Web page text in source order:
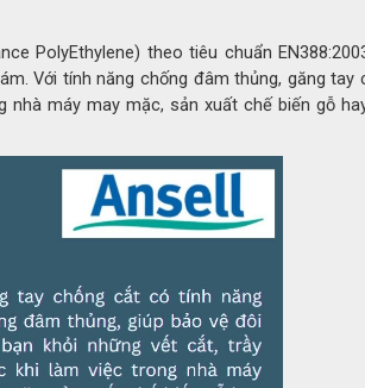
PolyEthylene) theo tiêu chuẩn
Với tính năng chống đâm thủng, găng tay
máy may mặc, sản xuất chế biến gỗ